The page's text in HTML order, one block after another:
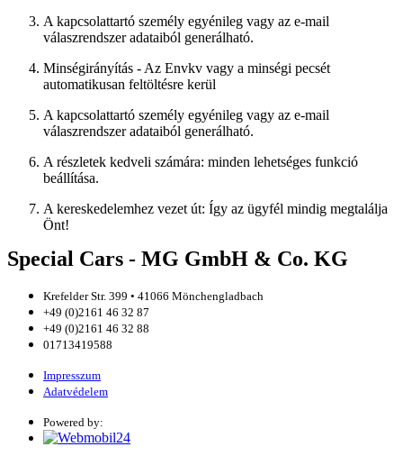
A kapcsolattartó személy egyénileg vagy az e-mail
válaszrendszer adataiból generálható.
Minségirányítás - Az Envkv vagy a minségi pecsét
automatikusan feltöltésre kerül
A kapcsolattartó személy egyénileg vagy az e-mail
válaszrendszer adataiból generálható.
A részletek kedveli számára: minden lehetséges funkció
beállítása.
A kereskedelemhez vezet út: Így az ügyfél mindig megtalálja
Önt!
Special Cars - MG GmbH & Co. KG
Krefelder Str. 399 • 41066 Mönchengladbach
+49 (0)2161 46 32 87
+49 (0)2161 46 32 88
01713419588
Impresszum
Adatvédelem
Powered by: